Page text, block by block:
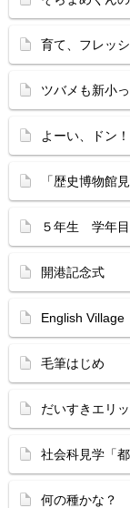
育て、フレッ
ツバメも新小
よーい、ドン
「歴史博物館
５年生 学年目
開港記念式
English Village
毛筆はじめ
だいすきエリ
社会科見学「
何の種かな？